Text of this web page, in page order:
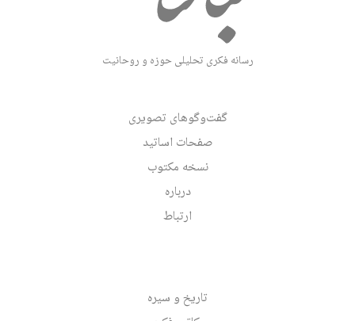
رسانه فکری تحلیلی حوزه و روحانیت
گفت‌وگوهای تصویری
صفحات اساتید
نسخه مکتوب
درباره
ارتباط
تاریخ و سیره